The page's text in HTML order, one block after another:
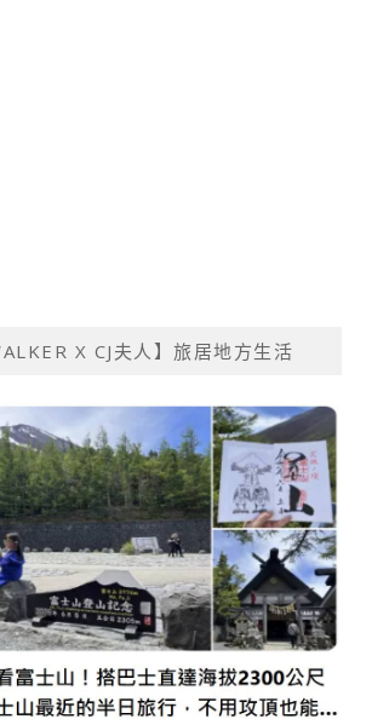
X CJ夫人】旅居地方生活